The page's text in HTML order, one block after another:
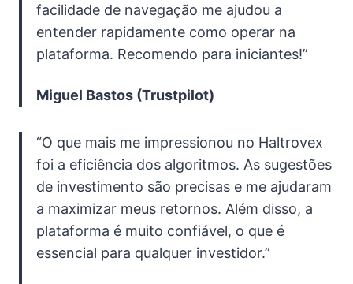
facilidade de navegação me ajudou a
entender rapidamente como operar na
plataforma. Recomendo para iniciantes!”
Miguel Bastos (Trustpilot)
“O que mais me impressionou no Haltrovex
foi a eficiência dos algoritmos. As sugestões
de investimento são precisas e me ajudaram
a maximizar meus retornos. Além disso, a
plataforma é muito confiável, o que é
essencial para qualquer investidor.”